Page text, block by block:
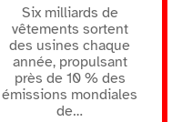
Six milliards de
vêtements sortent
des usines chaque
année, propulsant
près de 10 % des
émissions mondiales
de…